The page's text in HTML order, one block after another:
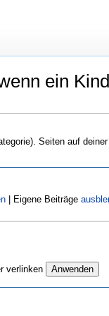
ein
Seiten auf deiner
| Eigene Beiträge
verlinken